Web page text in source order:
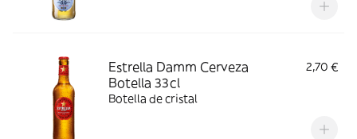
Estrella Damm Cerveza
Botella 33cl
2,70 €
Botella de cristal